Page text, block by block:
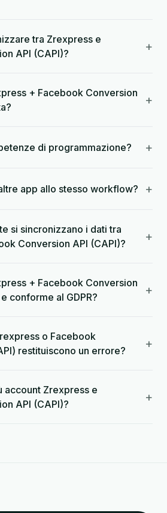
tra Zrexpress e
API (CAPI)?
+
+ Facebook Conversion
+
di programmazione? +
app allo stesso workflow? +
si sincronizzano i dati tra
Conversion API (CAPI)?
+
+ Facebook Conversion
conforme al GDPR?
+
o Facebook
restituiscono un errore?
+
account Zrexpress e
API (CAPI)?
+